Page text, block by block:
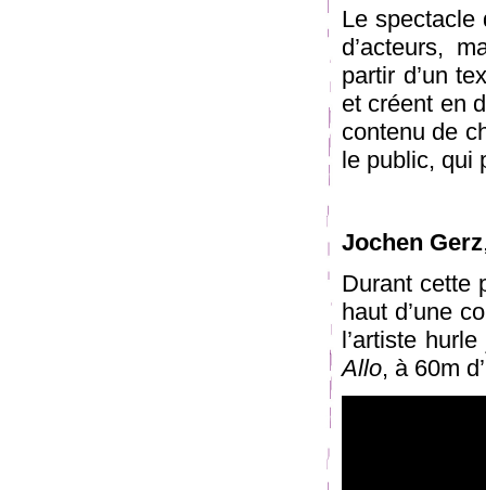
Le spectacle
d’acteurs,
partir d’un
et créent en
contenu de
le public, qui
Jochen Gerz
Durant cette
haut d’une
l’artiste
Allo, à 60m